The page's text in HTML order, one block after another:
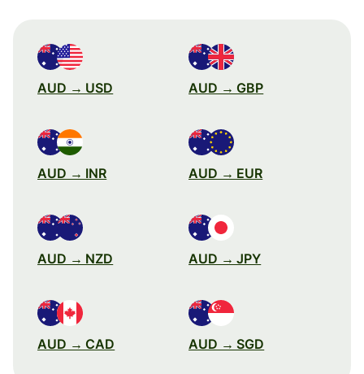
AUD → USD AUD → GBP
AUD → INR AUD → EUR
AUD → NZD AUD → JPY
AUD → CAD AUD → SGD